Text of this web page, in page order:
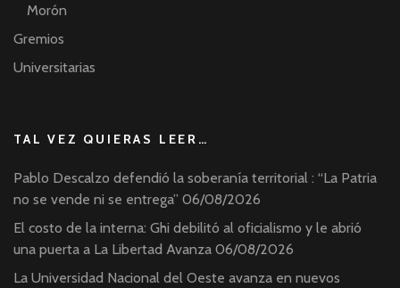
Morón
Gremios
Universitarias
TAL VEZ QUIERAS LEER…
Pablo Descalzo defendió la soberanía territorial : “La Patria
no se vende ni se entrega” 06/08/2026
El costo de la interna: Ghi debilitó al oficialismo y le abrió
una puerta a La Libertad Avanza 06/08/2026
La Universidad Nacional del Oeste avanza en nuevos